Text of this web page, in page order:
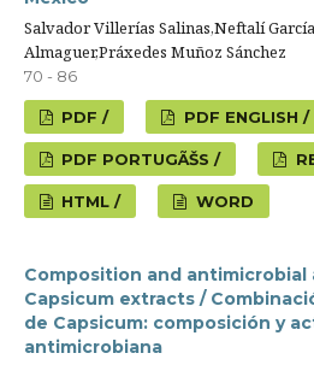
Salvador Villerías Salinas,Neftalí
Almaguer,Práxedes Muñoz Sánchez
70 - 86
PDF / PDF ENGLISH /
PDF PORTUGÃŠS /
HTML / WORD
Composition and
Capsicum extracts /
de Capsicum: composición y
antimicrobiana